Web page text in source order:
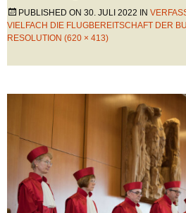
PUBLISHED ON 30. JULI 2022 IN
VIELFACH DIE FLUGBEREITSCHAFT DER
RESOLUTION (620 × 413)